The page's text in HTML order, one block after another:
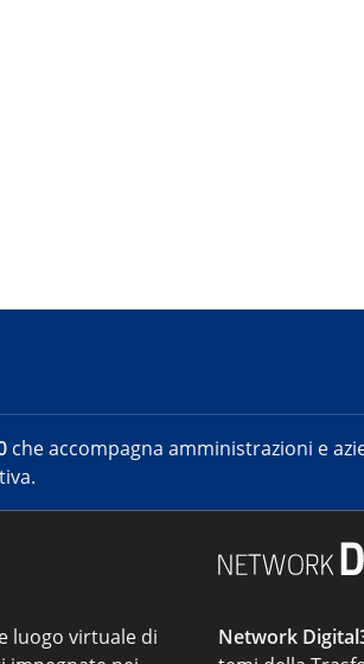
che accompagna amministrazioni e
luogo virtuale di
Network